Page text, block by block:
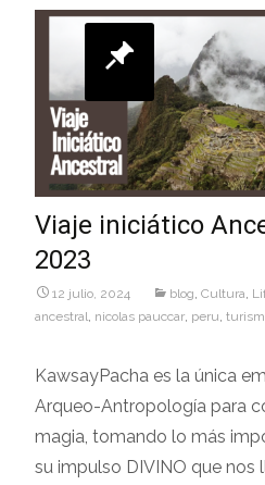
Viaje iniciático
2023
12 julio, 2024 blog Cultura
ancestral nicolas pauccar peru
KawsayPacha es la única
Arqueo-Antropología para
magia, tomando lo más
su impulso DIVINO que nos